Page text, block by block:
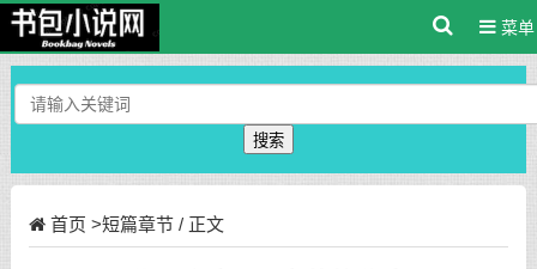
菜单
搜索
首页 >短篇章节/ 正文